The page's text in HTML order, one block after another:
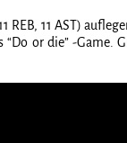
REB, 11 AST)
or die” -